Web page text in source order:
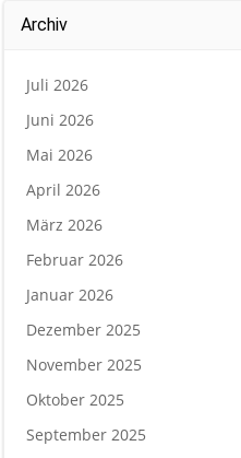
Archiv
Juli 2026
Juni 2026
Mai 2026
April 2026
März 2026
Februar 2026
Januar 2026
Dezember 2025
November 2025
Oktober 2025
September 2025